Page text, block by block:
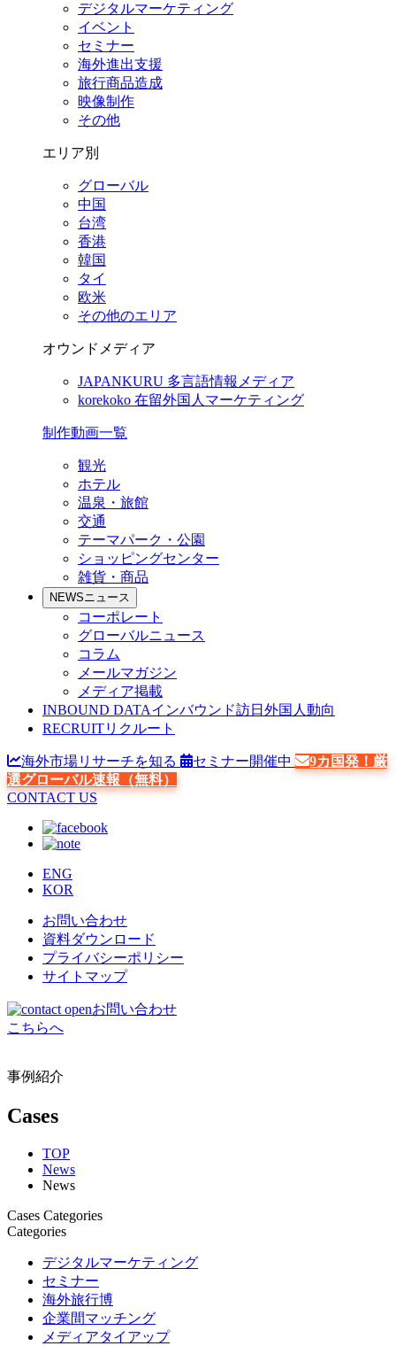
デジタルマーケティング
イベント
セミナー
海外進出支援
旅行商品造成
映像制作
その他
エリア別
グローバル
中国
台湾
香港
韓国
タイ
欧米
その他のエリア
オウンドメディア
JAPANKURU 多言語情報メディア
korekoko 在留外国人マーケティング
制作動画一覧
観光
ホテル
温泉・旅館
交通
テーマパーク・公園
ショッピングセンター
雑貨・商品
NEWSニュース
コーポレート
グローバルニュース
コラム
メールマガジン
メディア掲載
INBOUND DATAインバウンド訪日外国人動向
RECRUITリクルート
海外市場リサーチを知る セミナー開催中
9カ国発！厳
選グローバル速報（無料）
CONTACT US
ENG
KOR
お問い合わせ
資料ダウンロード
プライバシーポリシー
サイトマップ
お問い合わせ
こちらへ
事例紹介
Cases
TOP
News
News
Cases Categories
Categories
デジタルマーケティング
セミナー
海外旅行博
企業間マッチング
メディアタイアップ